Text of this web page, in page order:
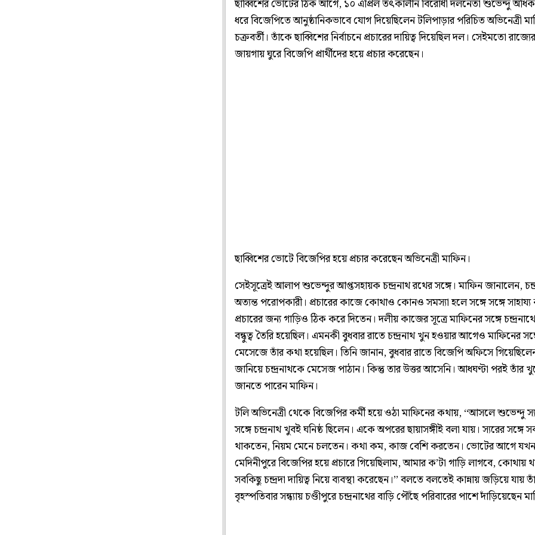
ছাব্বিশের ভোটের ঠিক আগে, ১০ এপ্রিল তৎকালীন বিরোধী দলনেতা শুভেন্দু
ধরে বিজেপিতে আনুষ্ঠানিকভাবে যোগ দিয়েছিলেন টলিপাড়ার পরিচিত অভিনেত্রী
চক্রবর্তী। তাঁকে ছাব্বিশের নির্বাচনে প্রচারের দায়িত্ব দিয়েছিল দল। সেইমতো
জায়গায় ঘুরে বিজেপি প্রার্থীদের হয়ে প্রচার করেছেন।
ছাব্বিশের ভোটে বিজেপির হয়ে প্রচার করেছেন অভিনেত্রী মাফিন।
সেইসূত্রেই আলাপ শুভেন্দুর আপ্তসহায়ক চন্দ্রনাথ রথের সঙ্গে। মাফিন জানালেন,
অত্যন্ত পরোপকারী। প্রচারের কাজে কোথাও কোনও সমস্যা হলে সঙ্গে সঙ্গে
প্রচারের জন্য গাড়িও ঠিক করে দিতেন। দলীয় কাজের সূত্রে মাফিনের সঙ্গে
বন্ধুত্ব তৈরি হয়েছিল। এমনকী বুধবার রাতে চন্দ্রনাথ খুন হওয়ার আগেও মাফিনের
মেসেজে তাঁর কথা হয়েছিল। তিনি জানান, বুধবার রাতে বিজেপি অফিসে
জানিয়ে চন্দ্রনাথকে মেসেজ পাঠান। কিন্তু তার উত্তর আসেনি। আধঘণ্টা পরই তাঁর
জানতে পারেন মাফিন।
টলি অভিনেত্রী থেকে বিজেপির কর্মী হয়ে ওঠা মাফিনের কথায়, ‘‘আসলে শুভেন্দু
সঙ্গে চন্দ্রনাথ খুবই ঘনিষ্ঠ ছিলেন। একে অপরের ছায়াসঙ্গীই বলা যায়। স্যরের সঙ্গে
থাকতেন, নিয়ম মেনে চলতেন। কথা কম, কাজ বেশি করতেন। ভোটের আগে যখন
মেদিনীপুরে বিজেপির হয়ে প্রচারে গিয়েছিলাম, আমার ক’টা গাড়ি লাগবে, কোথায়
সবকিছু চন্দ্রদা দায়িত্ব নিয়ে ব্যবস্থা করেছেন।’’ বলতে বলতেই কান্নায় জড়িয়ে যায়
বৃহস্পতিবার সন্ধ্যায় চণ্ডীপুরে চন্দ্রনাথের বাড়ি পৌঁছে পরিবারের পাশে দাঁড়িয়েছেন